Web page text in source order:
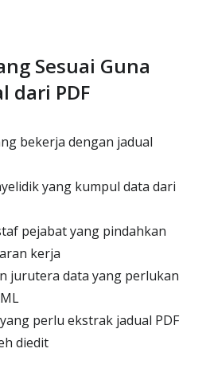
Sesuai Guna
dari PDF
bekerja dengan jadual
yang kumpul data dari
pejabat yang pindahkan
kerja
jurutera data yang perlukan
perlu ekstrak jadual PDF
diedit